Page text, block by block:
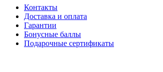
Контакты
Доставка и оплата
Гарантии
Бонусные баллы
Подарочные сертификаты